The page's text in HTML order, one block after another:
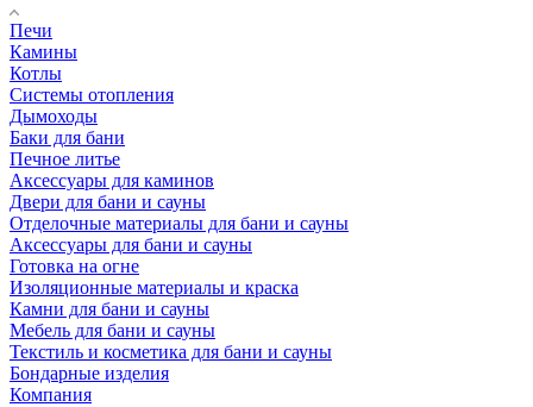
Печи
Камины
Котлы
Системы отопления
Дымоходы
Баки для бани
Печное литье
Аксессуары для каминов
Двери для бани и сауны
Отделочные материалы для бани и сауны
Аксессуары для бани и сауны
Готовка на огне
Изоляционные материалы и краска
Камни для бани и сауны
Мебель для бани и сауны
Текстиль и косметика для бани и сауны
Бондарные изделия
Компания